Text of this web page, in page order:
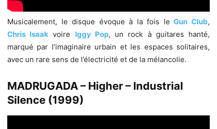
Musicalement, le disque évoque à la fois le Gun Club,
Chris Isaak voire Iggy Pop, un rock à guitares hanté,
marqué par l’imaginaire urbain et les espaces solitaires,
avec un rare sens de l’électricité et de la mélancolie.
MADRUGADA – Higher – Industrial
Silence (1999)